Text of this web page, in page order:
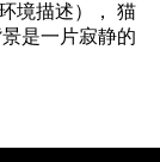
境描述）， 猫
是一片寂静的